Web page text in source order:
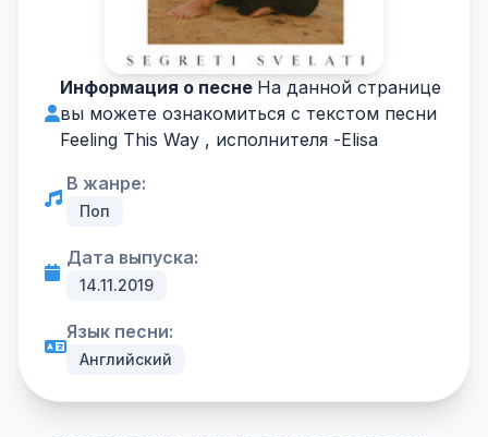
Информация о песне На данной странице
вы можете ознакомиться с текстом песни
Feeling This Way , исполнителя -Elisa
В жанре:
Поп
Дата выпуска:
14.11.2019
Язык песни:
Английский